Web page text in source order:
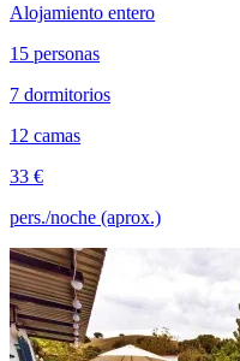
Alojamiento entero
15 personas
7 dormitorios
12 camas
33 €
pers./noche (aprox.)